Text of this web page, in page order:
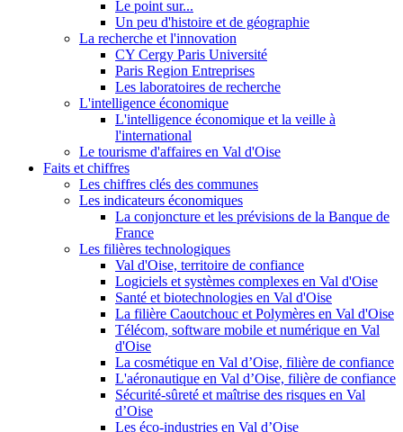
Le point sur...
Un peu d'histoire et de géographie
La recherche et l'innovation
CY Cergy Paris Université
Paris Region Entreprises
Les laboratoires de recherche
L'intelligence économique
L'intelligence économique et la veille à
l'international
Le tourisme d'affaires en Val d'Oise
Faits et chiffres
Les chiffres clés des communes
Les indicateurs économiques
La conjoncture et les prévisions de la Banque de
France
Les filières technologiques
Val d'Oise, territoire de confiance
Logiciels et systèmes complexes en Val d'Oise
Santé et biotechnologies en Val d'Oise
La filière Caoutchouc et Polymères en Val d'Oise
Télécom, software mobile et numérique en Val
d'Oise
La cosmétique en Val d’Oise, filière de confiance
L'aéronautique en Val d’Oise, filière de confiance
Sécurité-sûreté et maîtrise des risques en Val
d’Oise
Les éco-industries en Val d’Oise